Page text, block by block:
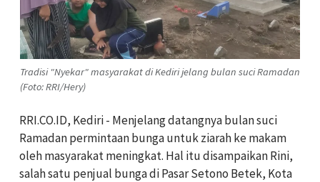
Tradisi "Nyekar" masyarakat di Kediri jelang bulan suci Ramadan
(Foto: RRI/Hery)
RRI.CO.ID, Kediri - Menjelang datangnya bulan suci
Ramadan permintaan bunga untuk ziarah ke makam
oleh masyarakat meningkat. Hal itu disampaikan Rini,
salah satu penjual bunga di Pasar Setono Betek, Kota